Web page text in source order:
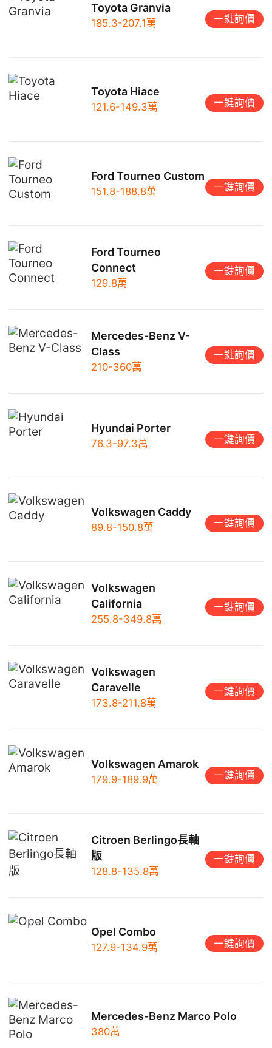
Toyota Granvia
185.3-207.1萬 一鍵詢價
Toyota Hiace
121.6-149.3萬 一鍵詢價
Ford Tourneo Custom
151.8-188.8萬 一鍵詢價
Ford Tourneo
Connect
129.8萬
一鍵詢價
Mercedes-Benz V-
Class
210-360萬
一鍵詢價
Hyundai Porter
76.3-97.3萬 一鍵詢價
Volkswagen Caddy
89.8-150.8萬 一鍵詢價
Volkswagen
California
255.8-349.8萬
一鍵詢價
Volkswagen
Caravelle
173.8-211.8萬
一鍵詢價
Volkswagen Amarok
179.9-189.9萬 一鍵詢價
Citroen Berlingo長軸
版
128.8-135.8萬
一鍵詢價
Opel Combo
127.9-134.9萬 一鍵詢價
Mercedes-Benz Marco Polo
380萬